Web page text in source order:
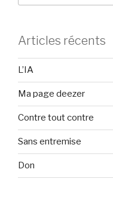
Articles récents
L’IA
Ma page deezer
Contre tout contre
Sans entremise
Don